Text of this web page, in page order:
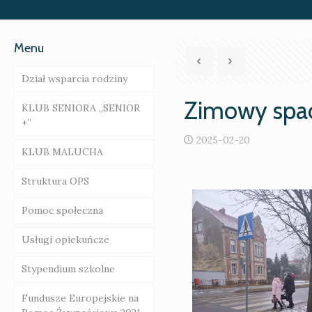
Zimowy
2025-02-20
Menu
Dział wsparcia rodziny
Rodziny wspierające –
ogłoszenie o naborze
Asystent rodziny
Gminna Komisja
Problemów
Prawny
„Za życiem”
Poradnie
KLUB SENIORA „SENIOR
+”
Galeria
KLUB MALUCHA
Galeria
Struktura OPS
Regulamin
Dziecięcego
Pomoc społeczna
Zasady przyznawania
niepieniężne
Usługi opiekuńcze
Stypendium szkolne
Fundusze Europejskie na